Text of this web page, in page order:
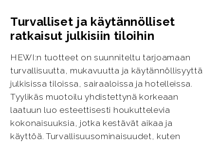
Turvalliset ja käytännölliset
ratkaisut julkisiin tiloihin
HEWI:n tuotteet on suunniteltu tarjoamaan
turvallisuutta, mukavuutta ja käytännöllisyyttä
julkisissa tiloissa, sairaaloissa ja hotelleissa.
Tyylikäs muotoilu yhdistettynä korkeaan
laatuun luo esteettisesti houkuttelevia
kokonaisuuksia, jotka kestävät aikaa ja
käyttöä. Turvallisuusominaisuudet, kuten